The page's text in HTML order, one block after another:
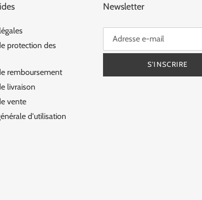
protection des
remboursement
livraison
vente
d'utilisation
Newsletter
S'INSCRIRE